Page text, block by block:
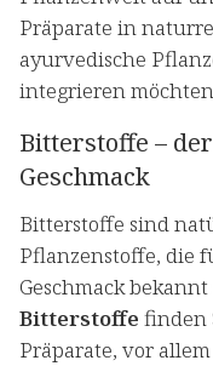
Präparate in
ayurvedische
integrieren
Bitterstoffe –
Geschmack
Bitterstoffe sind
Pflanzenstoffe, die
Geschmack
Bitterstoffe finden
Präparate, vor